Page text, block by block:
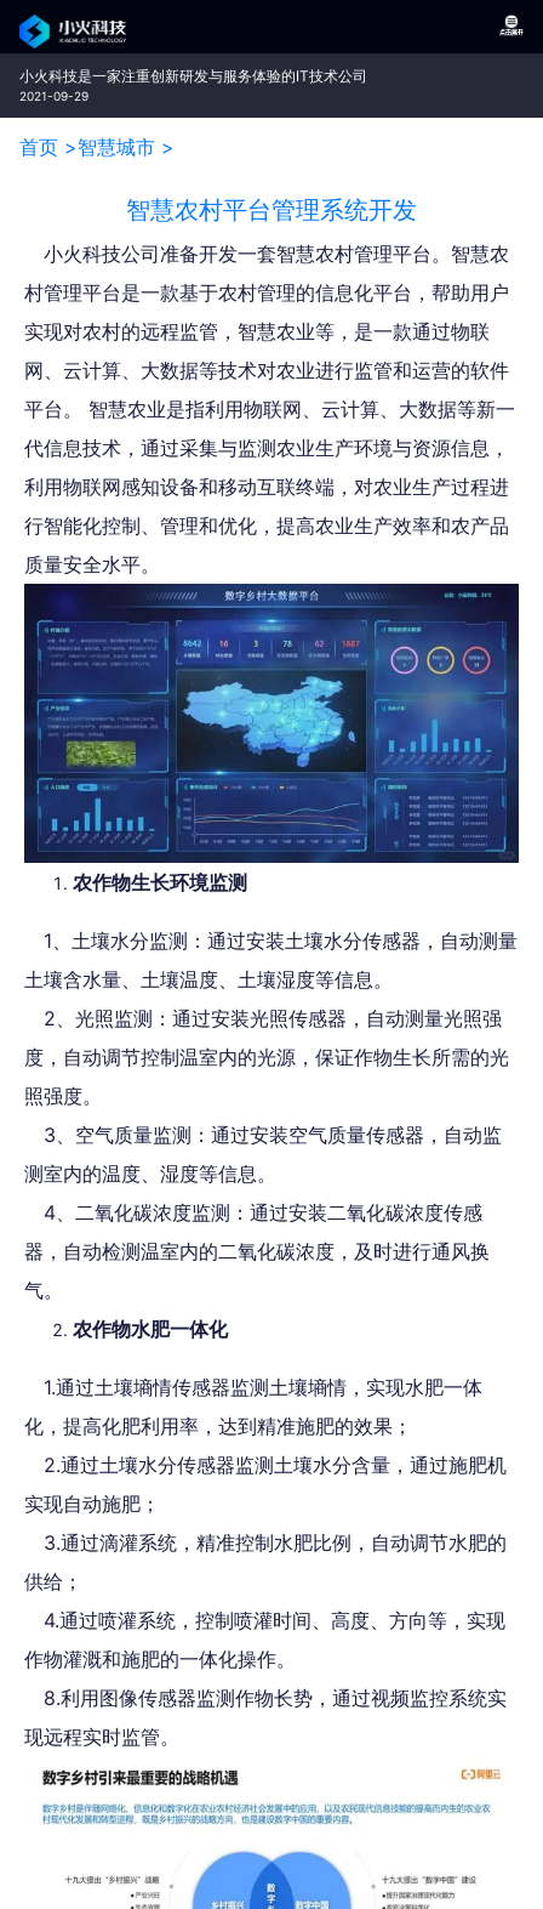
小火科技是一家注重创新研发与服务体验的IT技术公司
2021-09-29
首页 >智慧城市 >
智慧农村平台管理系统开发
小火科技公司准备开发一套智慧农村管理平台。智慧农
村管理平台是一款基于农村管理的信息化平台，帮助用户
实现对农村的远程监管，智慧农业等，是一款通过物联
网、云计算、大数据等技术对农业进行监管和运营的软件
平台。 智慧农业是指利用物联网、云计算、大数据等新一
代信息技术，通过采集与监测农业生产环境与资源信息，
利用物联网感知设备和移动互联终端，对农业生产过程进
行智能化控制、管理和优化，提高农业生产效率和农产品
质量安全水平。
农作物生长环境监测
1、土壤水分监测：通过安装土壤水分传感器，自动测量
土壤含水量、土壤温度、土壤湿度等信息。
2、光照监测：通过安装光照传感器，自动测量光照强
度，自动调节控制温室内的光源，保证作物生长所需的光
照强度。
3、空气质量监测：通过安装空气质量传感器，自动监
测室内的温度、湿度等信息。
4、二氧化碳浓度监测：通过安装二氧化碳浓度传感
器，自动检测温室内的二氧化碳浓度，及时进行通风换
气。
农作物水肥一体化
1.通过土壤墒情传感器监测土壤墒情，实现水肥一体
化，提高化肥利用率，达到精准施肥的效果；
2.通过土壤水分传感器监测土壤水分含量，通过施肥机
实现自动施肥；
3.通过滴灌系统，精准控制水肥比例，自动调节水肥的
供给；
4.通过喷灌系统，控制喷灌时间、高度、方向等，实现
作物灌溉和施肥的一体化操作。
8.利用图像传感器监测作物长势，通过视频监控系统实
现远程实时监管。